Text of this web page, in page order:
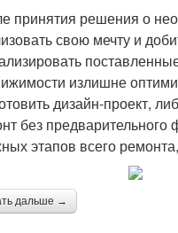
принятия решения о
свою мечту и
излишне
дизайн-проект,
без
этапов всего
дальше →